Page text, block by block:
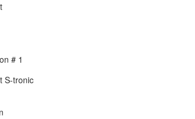
# 1
S-tronic